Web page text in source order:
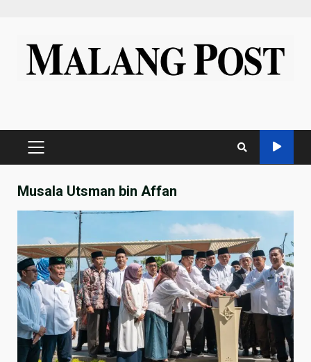
content
PRIMARY
Musala Utsman bin Affan